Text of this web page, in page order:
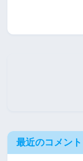
最近のコメント